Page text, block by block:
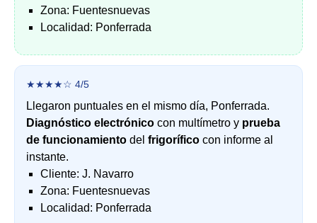
Zona: Fuentesnuevas
Localidad: Ponferrada
★★★★☆ 4/5
Llegaron puntuales en el mismo día, Ponferrada.
Diagnóstico electrónico con multímetro y prueba
de funcionamiento del frigorífico con informe al
instante.
Cliente: J. Navarro
Zona: Fuentesnuevas
Localidad: Ponferrada